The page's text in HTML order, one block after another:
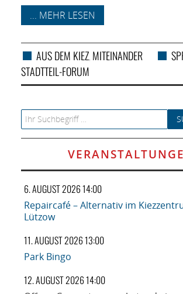
... MEHR LESEN
AUS DEM KIEZ, MITEINANDER
STADTTEIL-FORUM
Search for:
6. AUGUST 2026 14:00
Repaircafé – Alternativ im
Lützow
11. AUGUST 2026 13:00
Park Bingo
12. AUGUST 2026 14:00